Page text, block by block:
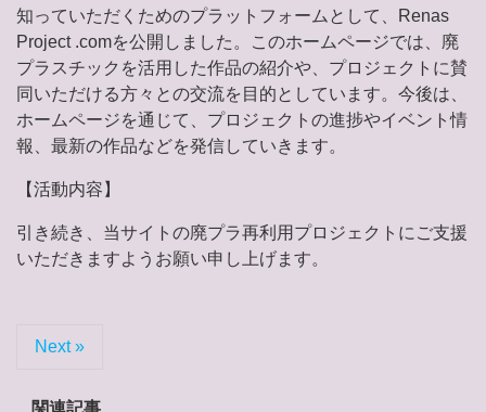
知っていただくためのプラットフォームとして、Renas
Project .comを公開しました。このホームページでは、廃
プラスチックを活用した作品の紹介や、プロジェクトに賛
同いただける方々との交流を目的としています。今後は、
ホームページを通じて、プロジェクトの進捗やイベント情
報、最新の作品などを発信していきます。
【活動内容】
引き続き、当サイトの廃プラ再利用プロジェクトにご支援
いただきますようお願い申し上げます。
Next »
関連記事